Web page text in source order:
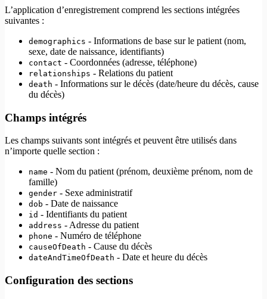
L’application d’enregistrement comprend les sections intégrées
suivantes :
demographics - Informations de base sur le patient (nom,
sexe, date de naissance, identifiants)
contact - Coordonnées (adresse, téléphone)
relationships - Relations du patient
death - Informations sur le décès (date/heure du décès, cause
du décès)
Champs intégrés
Les champs suivants sont intégrés et peuvent être utilisés dans
n’importe quelle section :
name - Nom du patient (prénom, deuxième prénom, nom de
famille)
gender - Sexe administratif
dob - Date de naissance
id - Identifiants du patient
address - Adresse du patient
phone - Numéro de téléphone
causeOfDeath - Cause du décès
dateAndTimeOfDeath - Date et heure du décès
Configuration des sections